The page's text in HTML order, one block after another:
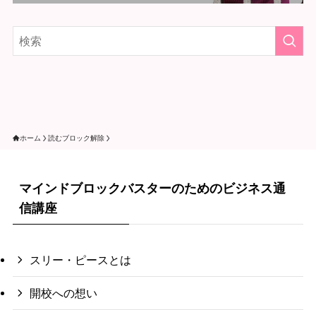
ホーム 読むブロック解除
マインドブロックバスターのためのビジネス通
信講座
スリー・ピースとは
開校への想い